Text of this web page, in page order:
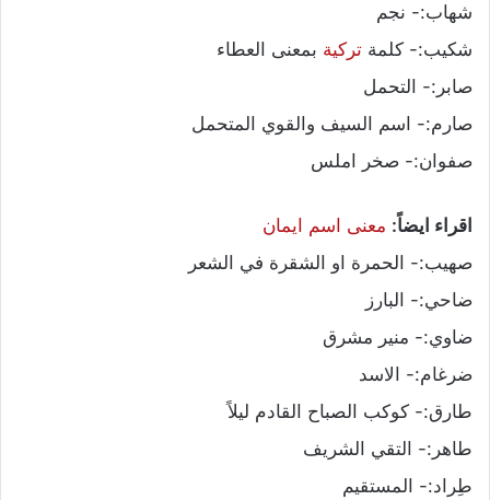
شهاب:- نجم
شكيب:- كلمة تركية بمعنى العطاء
صابر:- التحمل
صارم:- اسم السيف والقوي المتحمل
صفوان:- صخر املس
اقراء ايضاً: معنى اسم ايمان
صهيب:- الحمرة او الشقرة في الشعر
ضاحي:- البارز
ضاوي:- منير مشرق
ضرغام:- الاسد
طارق:- كوكب الصباح القادم ليلاً
طاهر:- التقي الشريف
طِراد:- المستقيم